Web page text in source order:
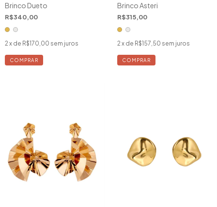
Brinco Dueto
R$340,00
2 x de R$170,00 sem juros
COMPRAR
Brinco Asteri
R$315,00
2 x de R$157,50 sem juros
COMPRAR